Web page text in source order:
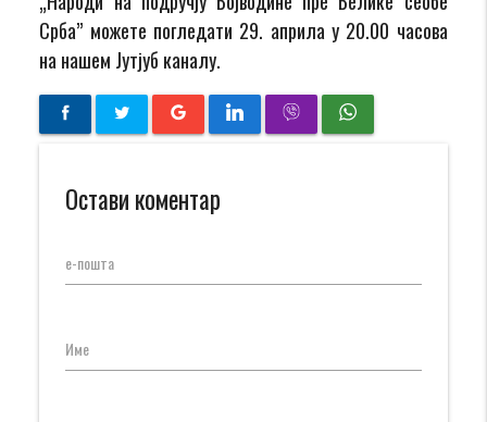
Срба” можете погледати 29. априла у 20.00 часова
на нашем Јутјуб каналу.
Остави коментар
е-пошта
Име